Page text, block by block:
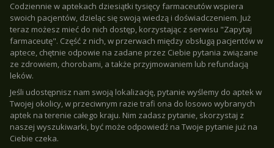
Codziennie w aptekach dziesiątki tysięcy farmaceutów wspiera
swoich pacjentów, dzieląc się swoją wiedzą i doświadczeniem. Już
teraz możesz mieć do nich dostęp, korzystając z serwisu "Zapytaj
farmaceutę". Część z nich, w przerwach między obsługą pacjentów w
aptece, chętnie odpowie na zadane przez Ciebie pytania związane
ze zdrowiem, chorobami, a także przyjmowaniem lub refundacją
leków.
Jeśli udostępnisz nam swoją lokalizację, pytanie wyślemy do aptek w
Twojej okolicy, w przeciwnym razie trafi ona do losowo wybranych
aptek na terenie całego kraju. Nim zadasz pytanie, skorzystaj z
naszej wyszukiwarki, być może odpowiedź na Twoje pytanie już na
Ciebie czeka.